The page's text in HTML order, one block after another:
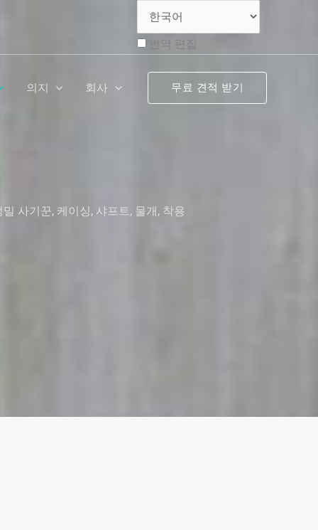
번역 편집
의지 회사 무료 견적 받기
사기꾼, 케이싱, 샤프트, 물개, 착용